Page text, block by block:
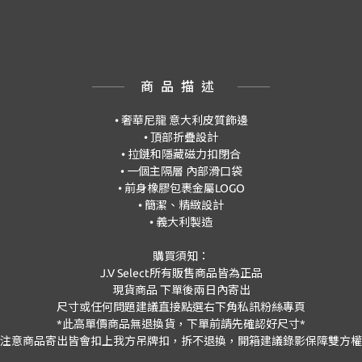
商品描述
•奢華尼龍 意大利皮質飾邊
•頂部折疊設計
• 拉鏈和隱藏磁力扣閉合
• 一個主隔層 內部滑口袋
• 前身橡膠包裹金屬LOGO
• 簡潔、精緻設計
• 義大利製造
購買須知：
J.V Select所有販售商品皆為正品
現貨商品 下單後兩日內寄出
尺寸或任何問題建議直接點選右下角私訊粉絲專頁
*此高單價商品無退換貨，下單前請先確認好尺寸*
意商品寄出皆會扣上我方吊牌扣，拆不退換，開箱建議錄影保障雙方